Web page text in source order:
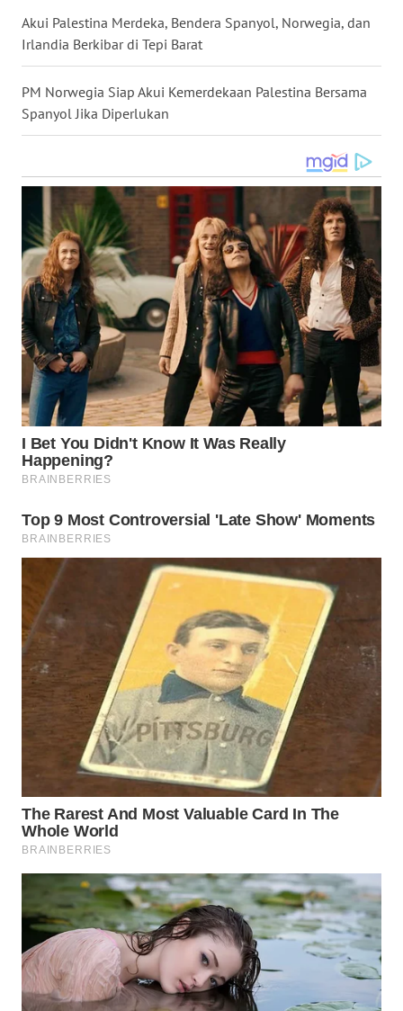
Akui Palestina Merdeka, Bendera Spanyol, Norwegia, dan
Irlandia Berkibar di Tepi Barat
PM Norwegia Siap Akui Kemerdekaan Palestina Bersama
Spanyol Jika Diperlukan
WN
NUSANTARA
WN
JOGJA
JATIM
WN
BALI
WN
KALBAR
WN
KALTENG
WN
KALTARA
WN
WN
KALTIM
WN
SULSEL
WN
GORONTALO
SULUT
WN
MALUKU
WN
MALUT
WN
DAIRI